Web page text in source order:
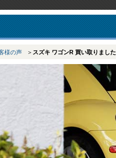
様の声 スズキ ワゴンR 買い取りました